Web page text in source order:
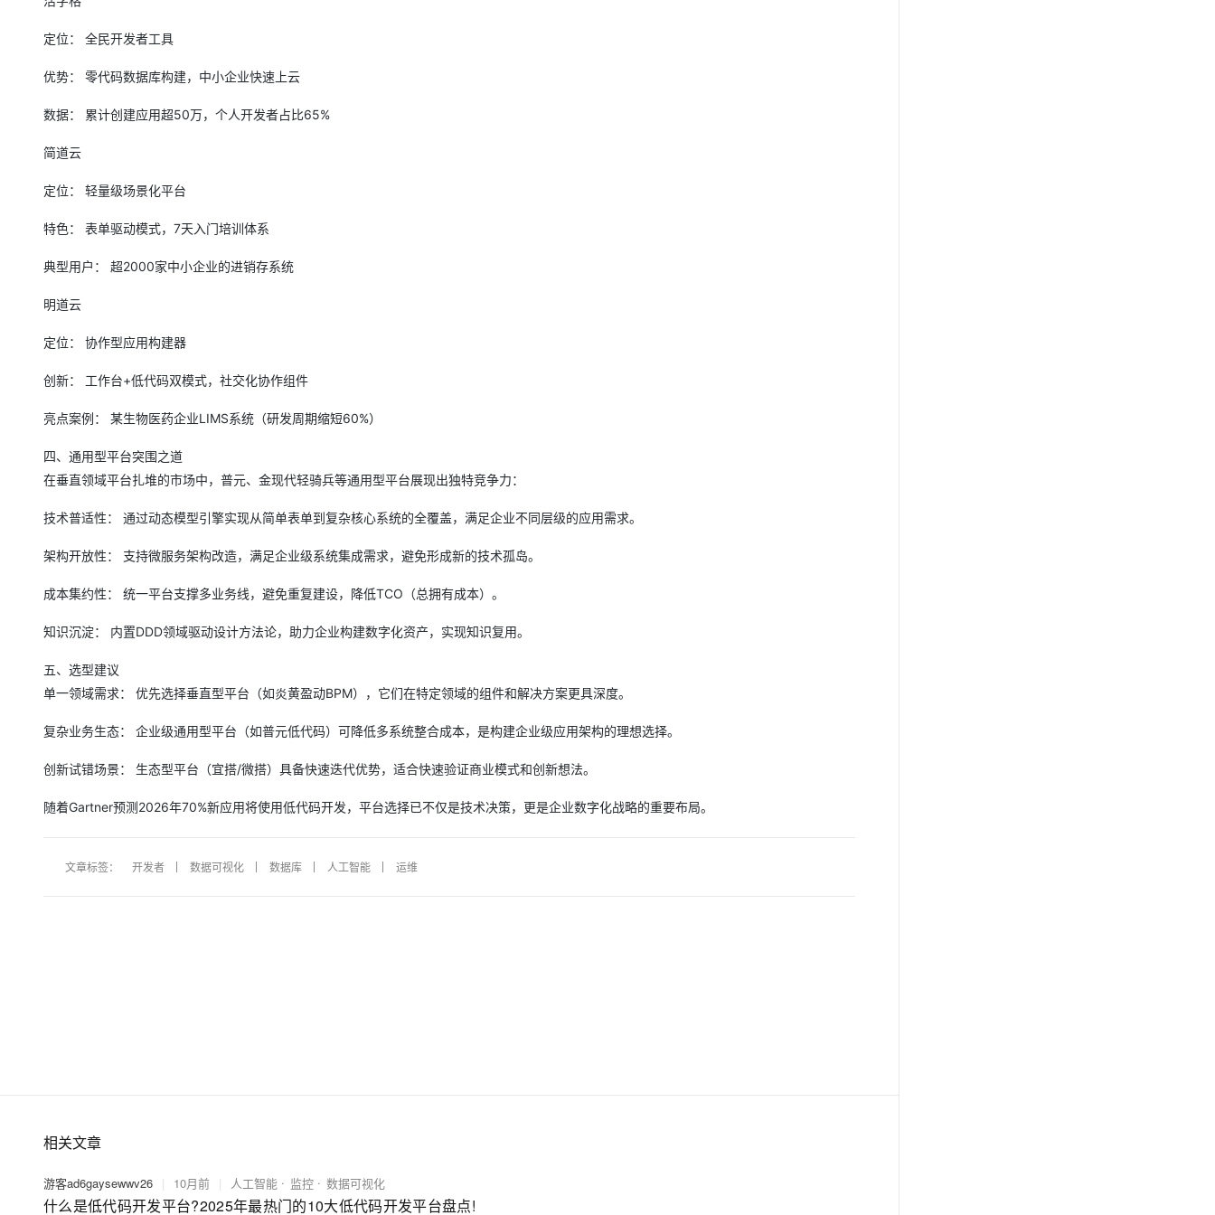
定位： 全民开发者工具
优势： 零代码数据库构建，中小企业快速上云
数据： 累计创建应用超50万，个人开发者占比65%
简道云
定位： 轻量级场景化平台
特色： 表单驱动模式，7天入门培训体系
典型用户： 超2000家中小企业的进销存系统
明道云
定位： 协作型应用构建器
创新： 工作台+低代码双模式，社交化协作组件
亮点案例： 某生物医药企业LIMS系统（研发周期缩短60%）
四、通用型平台突围之道
在垂直领域平台扎堆的市场中，普元、金现代轻骑兵等通用型平台展现出独特竞争力：
技术普适性： 通过动态模型引擎实现从简单表单到复杂核心系统的全覆盖，满足企业不同层级的应用需求。
架构开放性： 支持微服务架构改造，满足企业级系统集成需求，避免形成新的技术孤岛。
成本集约性： 统一平台支撑多业务线，避免重复建设，降低TCO（总拥有成本）。
知识沉淀： 内置DDD领域驱动设计方法论，助力企业构建数字化资产，实现知识复用。
五、选型建议
单一领域需求： 优先选择垂直型平台（如炎黄盈动BPM），它们在特定领域的组件和解决方案更具深度。
复杂业务生态： 企业级通用型平台（如普元低代码）可降低多系统整合成本，是构建企业级应用架构的理想选择。
创新试错场景： 生态型平台（宜搭/微搭）具备快速迭代优势，适合快速验证商业模式和创新想法。
随着Gartner预测2026年70%新应用将使用低代码开发，平台选择已不仅是技术决策，更是企业数字化战略的重要布局。
文章标签： 开发者 数据可视化 数据库 人工智能 运维
相关文章
游客ad6gaysewwv26 | 10月前 | 人工智能 监控 数据可视化
什么是低代码开发平台?2025年最热门的10大低代码开发平台盘点!